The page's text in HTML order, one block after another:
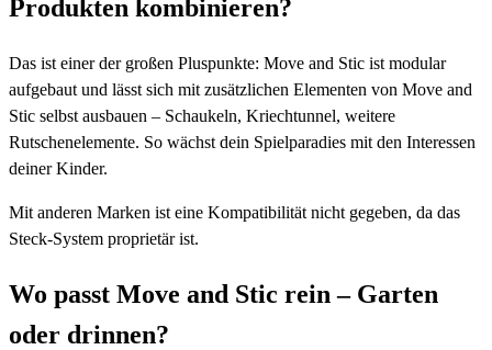
Produkten kombinieren?
Das ist einer der großen Pluspunkte: Move and Stic ist modular
aufgebaut und lässt sich mit zusätzlichen Elementen von Move and
Stic selbst ausbauen – Schaukeln, Kriechtunnel, weitere
Rutschenelemente. So wächst dein Spielparadies mit den Interessen
deiner Kinder.
Mit anderen Marken ist eine Kompatibilität nicht gegeben, da das
Steck-System proprietär ist.
Wo passt Move and Stic rein – Garten
oder drinnen?